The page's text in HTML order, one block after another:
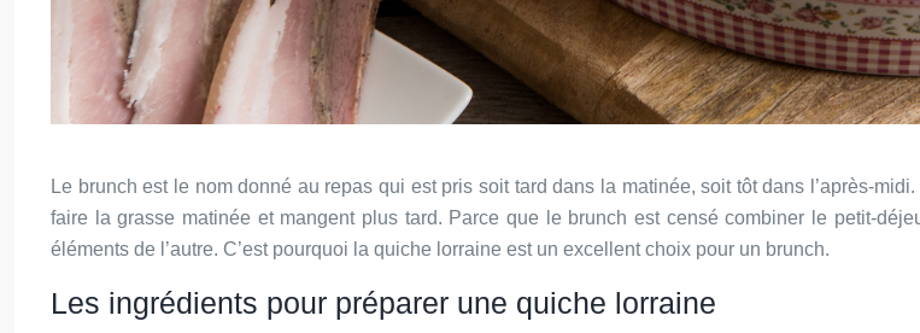
Le brunch est le nom donné au repas qui est pris soit tard dans la matinée, soit tôt dans l’après-
faire la grasse matinée et mangent plus tard. Parce que le brunch est censé combiner le petit-
éléments de l’autre. C’est pourquoi la quiche lorraine est un excellent choix pour un brunch.
Les ingrédients pour préparer une quiche lorraine